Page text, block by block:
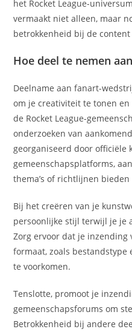
het Rocket League-
vermaakt niet alleen, maar
betrokkenheid bij de
Hoe deel te nemen
Deelname aan fanart-
om je creativiteit te tonen
de Rocket League-
onderzoeken van
georganiseerd door officiële
gemeenschapsplatforms,
thema’s of richtlijnen bieden
Bij het creëren van je
persoonlijke stijl terwijl je je
Zorg ervoor dat je inzending
formaat, zoals bestandstype
te voorkomen.
Tenslotte, promoot je
gemeenschapsforums om
Betrokkenheid bij andere